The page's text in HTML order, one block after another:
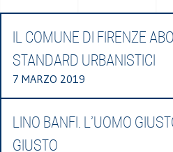
IL COMUNE DI FIRENZE
STANDARD URBANISTICI
7 MARZO 2019
LINO BANFI. L’UOMO
GIUSTO